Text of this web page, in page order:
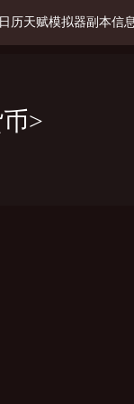
历天赋模拟器副本信
>